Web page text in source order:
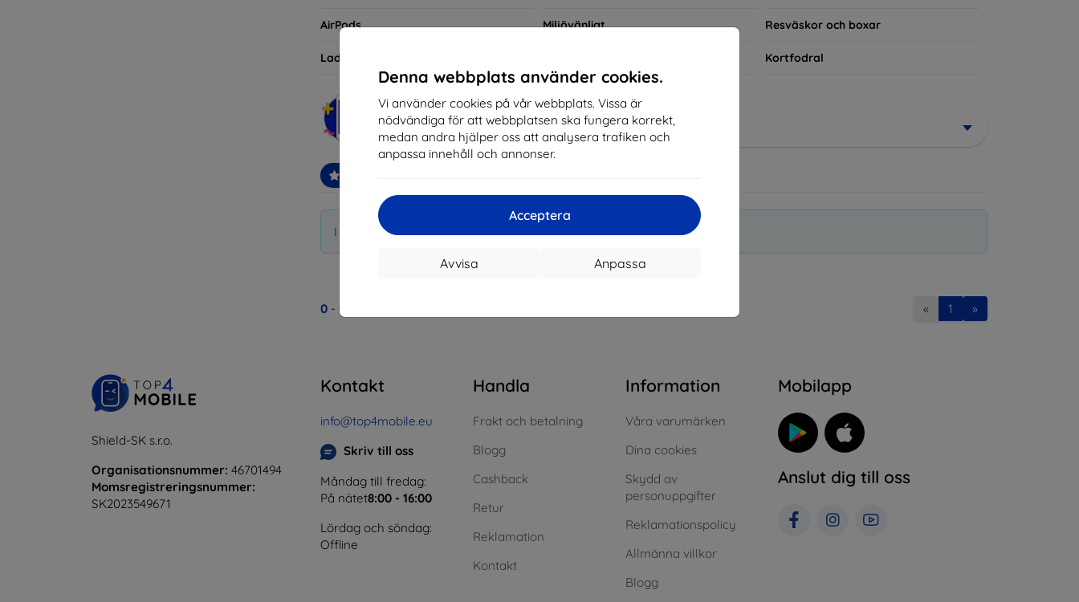
Denna webbplats använder cookies.
Vi använder cookies på vår webbplats. Vissa är
nödvändiga för att webbplatsen ska fungera korrekt,
medan andra hjälper oss att analysera trafiken och
anpassa innehåll och annonser.
Acceptera
Anpassa
Avvisa
AirPods Miljövänligt Resväskor och boxar
Laddningsetuier Kortfodral
Snabbsökning
DJI RS 3
I did not find any active products.
0 - 0 « 1 »
Shield-SK s.r.o.
Organisationsnummer: 46701494
Momsregistreringsnummer:
SK2023549671
Kontakt
info@top4mobile.eu
Skriv till oss
Måndag till fredag:
På nätet8:00 - 16:00
Lördag och söndag:
Offline
Handla
Frakt och betalning
Blogg
Cashback
Retur
Reklamation
Kontakt
Information
Våra varumärken
Dina cookies
Skydd av
personuppgifter
Reklamationspolicy
Allmänna villkor
Blogg
Mobilapp
Anslut dig till oss